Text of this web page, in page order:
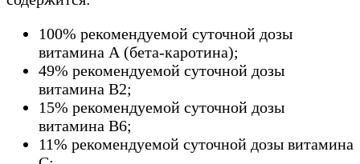
100% рекомендуемой суточной дозы
витамина А (бета-каротина);
49% рекомендуемой суточной дозы
витамина B2;
15% рекомендуемой суточной дозы
витамина B6;
11% рекомендуемой суточной дозы витамина